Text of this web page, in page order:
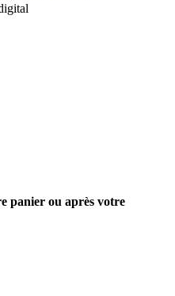
panier ou après votre